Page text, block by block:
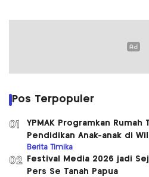
Pos Terpopuler
01
YPMAK Programkan Rumah
Pendidikan Anak-anak di
Berita Timika
02
Festival Media 2026 jadi
Pers Se Tanah Papua